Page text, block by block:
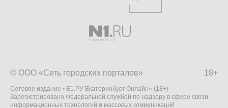
18+
© ООО «Сеть городских порталов»
Сетевое издание «Е1.РУ Екатеринбург Онлайн» (18+)
Зарегистрировано Федеральной службой по надзору в сфере связи,
информационных технологий и массовых коммуникаций